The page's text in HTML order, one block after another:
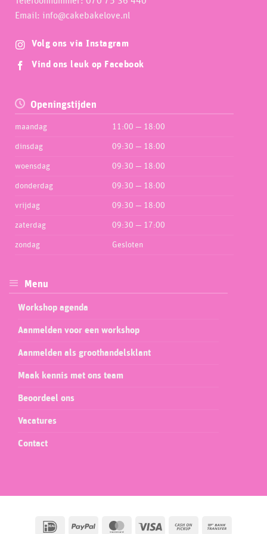
Email: info@cakebakelove.nl
Volg ons via Instagram
Vind ons leuk op Facebook
Openingstijden
maandag 11:00 — 18:00
dinsdag 09:30 — 18:00
woensdag 09:30 — 18:00
donderdag 09:30 — 18:00
vrijdag 09:30 — 18:00
zaterdag 09:30 — 17:00
zondag Gesloten
Menu
Workshop agenda
Aanmelden voor een workshop
Aanmelden als groothandelsklant
Maak kennis met ons team
Beoordeel ons
Vacatures
Contact
IDeal PayPal MasterCardVisa Cash